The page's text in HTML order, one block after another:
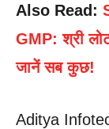
Also Read:
GMP: श्री
जानें सब कुछ!
Aditya